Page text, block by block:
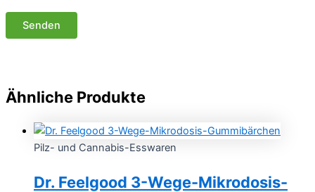
Ähnliche Produkte
Pilz- und Cannabis-Esswaren
Dr. Feelgood 3-Wege-Mikrodosis-